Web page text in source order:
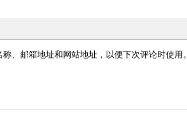
、邮箱地址和网站地址，以便下次评论时使用。